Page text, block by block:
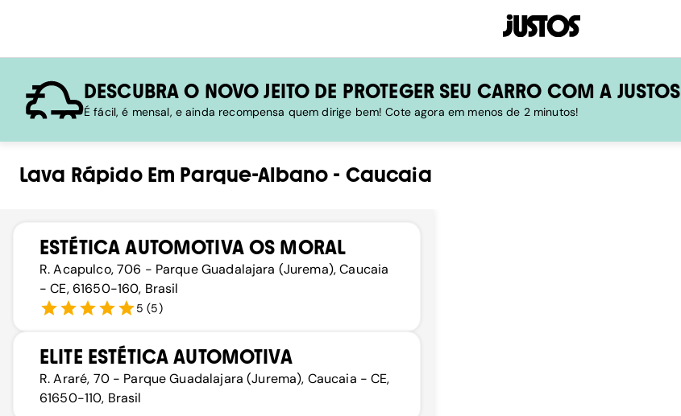
DESCUBRA O NOVO JEITO DE PROTEGER SEU CARRO COM A JUSTOS
É fácil, é mensal, e ainda recompensa quem dirige bem! Cote agora em menos de 2 minutos!
Lava RápidoEm Parque-Albano - Caucaia
ESTÉTICA AUTOMOTIVA OS MORAL
R. Acapulco, 706 - Parque Guadalajara (Jurema), Caucaia
- CE, 61650-160, Brasil
5 (5)
ELITE ESTÉTICA AUTOMOTIVA
R. Araré, 70 - Parque Guadalajara (Jurema), Caucaia - CE,
61650-110, Brasil